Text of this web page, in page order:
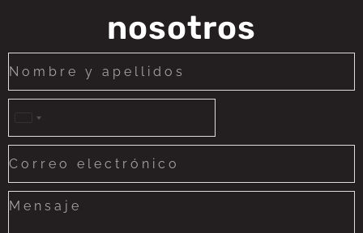
nosotros
United
States
+1